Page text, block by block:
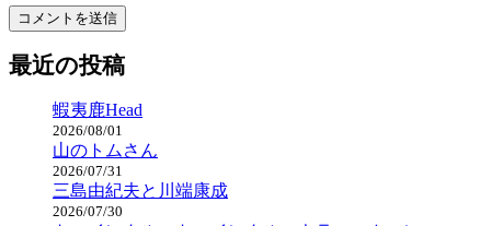
最近の投稿
蝦夷鹿Head
2026/08/01
山のトムさん
2026/07/31
三島由紀夫と川端康成
2026/07/30